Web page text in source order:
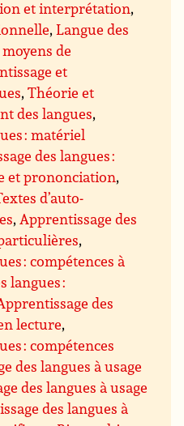
et interprétation,
,Langue des
de
et
,Théorie et
des langues,
: matériel
des langues :
et prononciation,
d’auto-
,Apprentissage des
,
: compétences à
langues :
des
lecture,
: compétences
des langues à usage
des langues à usage
des langues à